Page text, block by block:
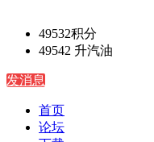
49532积分
49542 升汽油
发消息
首页
论坛